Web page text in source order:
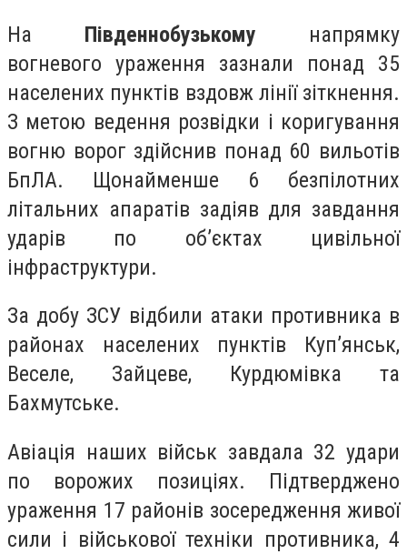
На Південнобузькому напрямку
вогневого ураження зазнали понад 35
населених пунктів вздовж лінії зіткнення.
З метою ведення розвідки і коригування
вогню ворог здійснив понад 60 вильотів
БпЛА. Щонайменше 6 безпілотних
літальних апаратів задіяв для завдання
ударів по об’єктах цивільної
інфраструктури.
За добу ЗСУ відбили атаки противника в
районах населених пунктів Куп’янськ,
Веселе, Зайцеве, Курдюмівка та
Бахмутське.
Авіація наших військ завдала 32 удари
по ворожих позиціях. Підтверджено
ураження 17 районів зосередження живої
сили і військової техніки противника, 4